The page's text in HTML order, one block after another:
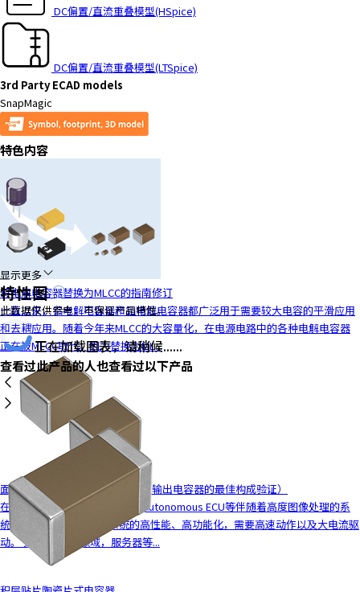
DC偏置/直流重叠模型(HSpice)
DC偏置/直流重叠模型(LTSpice)
3rd Party ECAD models
SnapMagic
特色内容
将电解电容器替换为MLCC的指南修订
一直以来，铝电解电容器和钽电解电容器都广泛用于需要较大电容的平滑应用
和去耦应用。随着今年来MLCC的大容量化，在电源电路中的各种电解电容器
正在被MLCC取代。因为替换为ML...
面向电源电路的MLCC解决方案（输出电容器的最佳构成验证）
在车载领域，车载ADAS ECU、Autonomous ECU等伴随着高度图像处理的系
统的CPU、FPGA等随着系统的高性能、高功能化，需要高速动作以及大电流驱
动。 另外，在ICT领域，服务器等...
显示更多
特性图
此数据仅供参考，不保证产品特性。
正在加载图表，请稍候......
查看过此产品的人也查看过以下产品